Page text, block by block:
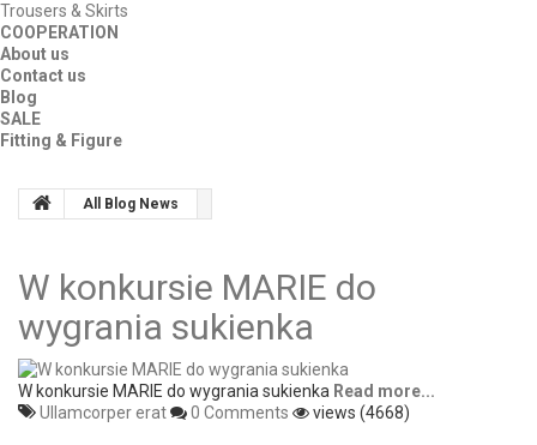
Trousers & Skirts
COOPERATION
About us
Contact us
Blog
SALE
Fitting & Figure
All Blog News
W konkursie MARIE do
wygrania sukienka
W konkursie MARIE do wygrania sukienka Read more...
Ullamcorper erat
0 Comments views (4668)